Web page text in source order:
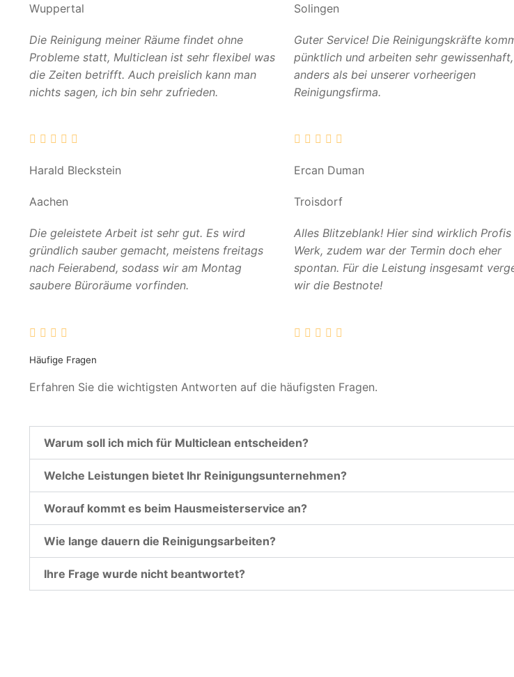
Wuppertal
Die Reinigung meiner Räume findet ohne
Probleme statt, Multiclean ist sehr flexibel was
die Zeiten betrifft. Auch preislich kann man
nichts sagen, ich bin sehr zufrieden.
Solingen
Guter Service! Die Reinigungskräfte
pünktlich und arbeiten sehr
anders als bei unserer vorheerigen
Reinigungsfirma.
Harald Bleckstein
Aachen
Die geleistete Arbeit ist sehr gut. Es wird
gründlich sauber gemacht, meistens freitags
nach Feierabend, sodass wir am Montag
saubere Büroräume vorfinden.
Ercan Duman
Troisdorf
Alles Blitzeblank! Hier sind wirklich Profis
Werk, zudem war der Termin doch eher
spontan. Für die Leistung insgesamt
wir die Bestnote!
Häufige Fragen
Erfahren Sie die wichtigsten Antworten auf die häufigsten Fragen.
Warum soll ich mich für Multiclean entscheiden?
Welche Leistungen bietet Ihr Reinigungsunternehmen?
Worauf kommt es beim Hausmeisterservice an?
Wie lange dauern die Reinigungsarbeiten?
Ihre Frage wurde nicht beantwortet?